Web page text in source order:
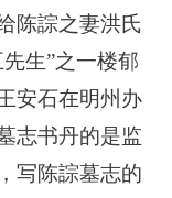
陈誴之妻洪氏
生”之一楼郁
安石在明州办
志书丹的是监
写陈誴墓志的